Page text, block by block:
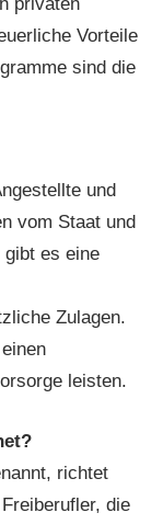
Vorteile
sind die
und
vom Staat und
gibt es eine
Zulagen.
leisten.
richtet
die